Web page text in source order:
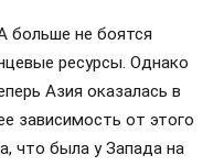
больше не боятся
ресурсы. Однако
Азия оказалась в
зависимость от этого
что была у Запада на